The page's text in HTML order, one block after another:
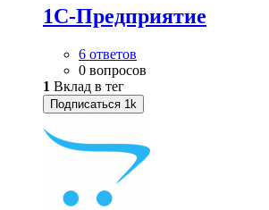
1С-Предприятие
6 ответов
0 вопросов
1 Вклад в тег
Подписаться 1k